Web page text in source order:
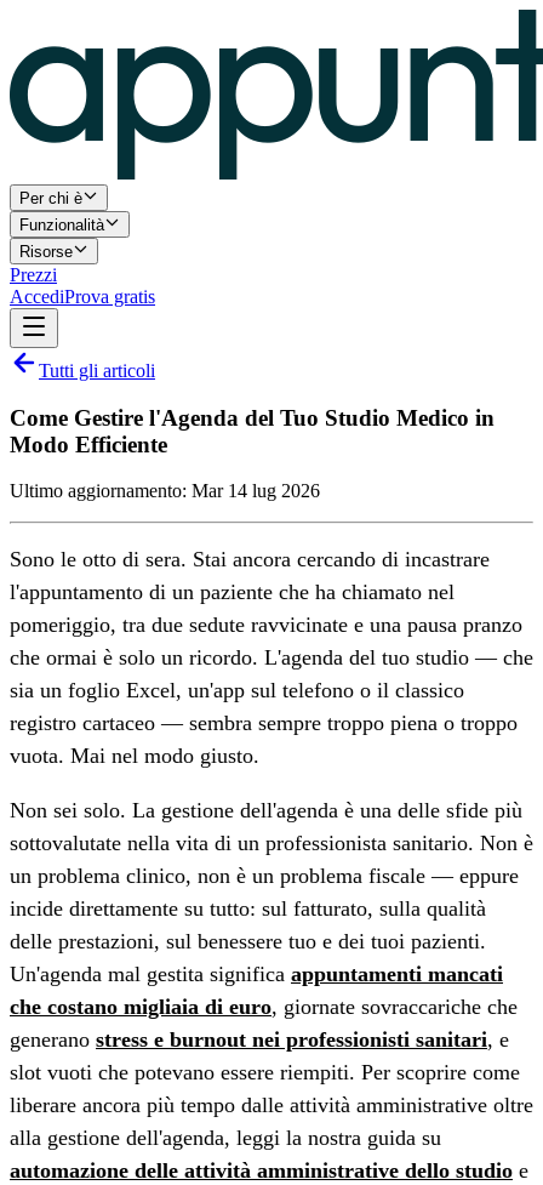
Per chi è
Funzionalità
Risorse
Prezzi
AccediProva gratis
Tutti gli articoli
Come Gestire l'Agenda del Tuo Studio Medico in
Modo Efficiente
Ultimo aggiornamento: Mar 14 lug 2026
Sono le otto di sera. Stai ancora cercando di incastrare
l'appuntamento di un paziente che ha chiamato nel
pomeriggio, tra due sedute ravvicinate e una pausa pranzo
che ormai è solo un ricordo. L'agenda del tuo studio — che
sia un foglio Excel, un'app sul telefono o il classico
registro cartaceo — sembra sempre troppo piena o troppo
vuota. Mai nel modo giusto.
Non sei solo. La gestione dell'agenda è una delle sfide più
sottovalutate nella vita di un professionista sanitario. Non è
un problema clinico, non è un problema fiscale — eppure
incide direttamente su tutto: sul fatturato, sulla qualità
delle prestazioni, sul benessere tuo e dei tuoi pazienti.
Un'agenda mal gestita significa appuntamenti mancati
che costano migliaia di euro, giornate sovraccariche che
generano stress e burnout nei professionisti sanitari, e
slot vuoti che potevano essere riempiti. Per scoprire come
liberare ancora più tempo dalle attività amministrative oltre
alla gestione dell'agenda, leggi la nostra guida su
automazione delle attività amministrative dello studio e